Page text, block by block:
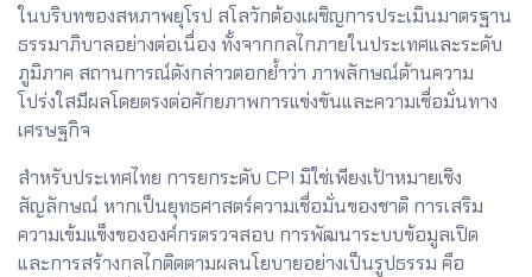
ในบริบทของสหภาพยุโรป สโลวักต้องเผชิญการประเมินมาตรฐาน
ธรรมาภิบาลอย่างต่อเนื่อง ทั้งจากกลไกภายในประเทศและระดับ
ภูมิภาค สถานการณ์ดังกล่าวตอกย้ำว่า ภาพลักษณ์ด้านความ
โปร่งใสมีผลโดยตรงต่อศักยภาพการแข่งขันและความเชื่อมั่นทาง
เศรษฐกิจ
สำหรับประเทศไทย การยกระดับ CPI มิใช่เพียงเป้าหมายเชิง
สัญลักษณ์ หากเป็นยุทธศาสตร์ความเชื่อมั่นของชาติ การเสริม
ความเข้มแข็งขององค์กรตรวจสอบ การพัฒนาระบบข้อมูลเปิด
และการสร้างกลไกติดตามผลนโยบายอย่างเป็นรูปธรรม คือ